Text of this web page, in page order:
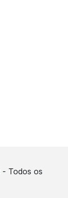
- Todos os